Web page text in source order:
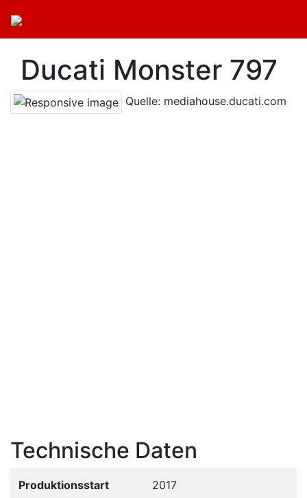
Ducati Monster 797
Quelle: mediahouse.ducati.com
Technische Daten
Produktionsstart 2017